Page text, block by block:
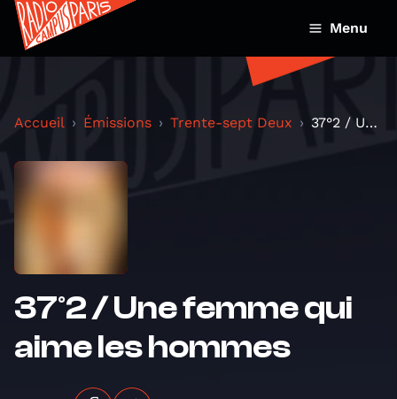
Menu
Accueil Émissions Trente-sept Deux 37°2 / Une femme qui aime les hommes
37°2 / Une femme qui
aime les hommes